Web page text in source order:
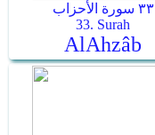
٣٣ سورة الأحزاب
33. Surah
Al­Ahzâb